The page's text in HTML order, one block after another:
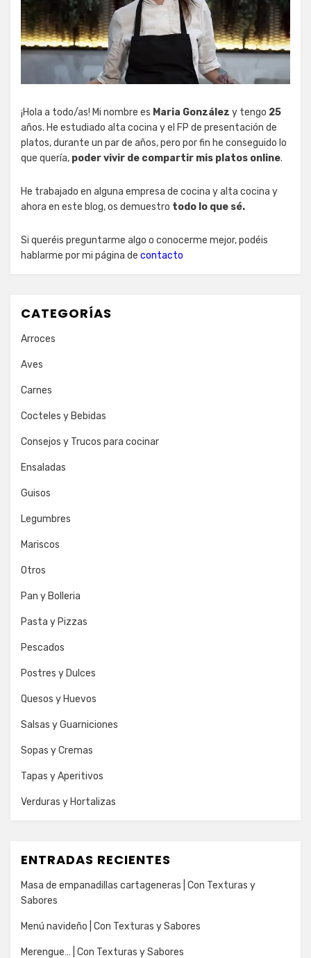
¡Hola a todo/as! Mi nombre es Maria González y tengo 25
años. He estudiado alta cocina y el FP de presentación de
platos, durante un par de años, pero por fin he conseguido lo
que quería, poder vivir de compartir mis platos online.
He trabajado en alguna empresa de cocina y alta cocina y
ahora en este blog, os demuestro todo lo que sé.
Si queréis preguntarme algo o conocerme mejor, podéis
hablarme por mi página de contacto
CATEGORÍAS
Arroces
Aves
Carnes
Cocteles y Bebidas
Consejos y Trucos para cocinar
Ensaladas
Guisos
Legumbres
Mariscos
Otros
Pan y Bolleria
Pasta y Pizzas
Pescados
Postres y Dulces
Quesos y Huevos
Salsas y Guarniciones
Sopas y Cremas
Tapas y Aperitivos
Verduras y Hortalizas
ENTRADAS RECIENTES
Masa de empanadillas cartageneras | Con Texturas y
Sabores
Menú navideño | Con Texturas y Sabores
Merengue… | Con Texturas y Sabores